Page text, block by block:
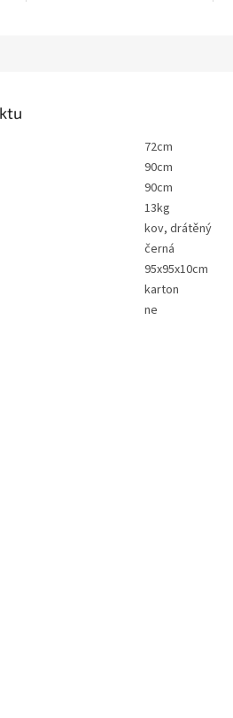
72cm
90cm
90cm
13kg
kov, drátěný
černá
95x95x10cm
karton
ne